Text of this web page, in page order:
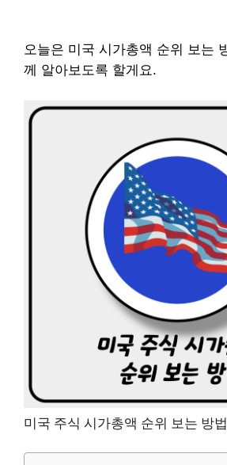
오늘은 미국 시가총액 순위 보는
께 알아보도록 할게요.
미국 주식 시가총액 순위 보는 방법